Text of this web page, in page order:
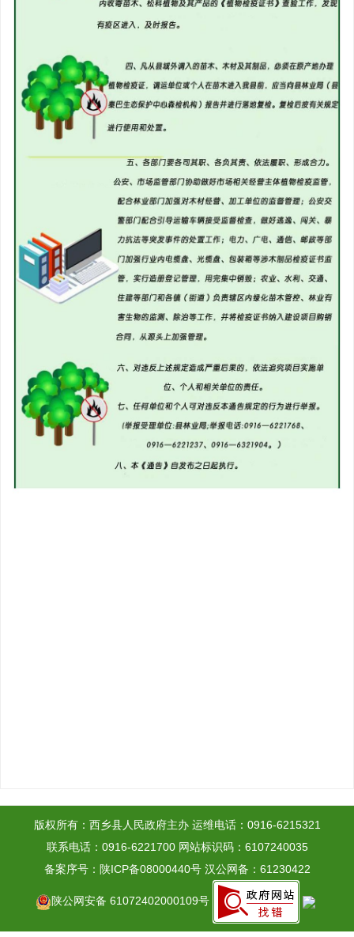
版权所有：西乡县人民政府主办 运维电话：0916-6215321
联系电话：0916-6221700 网站标识码：6107240035
备案序号：陕ICP备08000440号 汉公网备：61230422
陕公网安备 61072402000109号